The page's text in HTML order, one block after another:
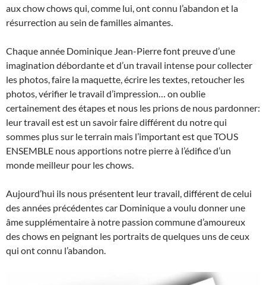
aux chow chows qui, comme lui, ont connu l’abandon et la
résurrection au sein de familles aimantes.
Chaque année Dominique Jean-Pierre font preuve d’une
imagination débordante et d’un travail intense pour collecter
les photos, faire la maquette, écrire les textes, retoucher les
photos, vérifier le travail d’impression… on oublie
certainement des étapes et nous les prions de nous pardonner:
leur travail est est un savoir faire différent du notre qui
sommes plus sur le terrain mais l’important est que TOUS
ENSEMBLE nous apportions notre pierre à l’édifice d’un
monde meilleur pour les chows.
Aujourd’hui ils nous présentent leur travail, différent de celui
des années précédentes car Dominique a voulu donner une
âme supplémentaire à notre passion commune d’amoureux
des chows en peignant les portraits de quelques uns de ceux
qui ont connu l’abandon.